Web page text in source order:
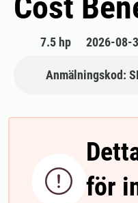
7.5 hp 2026-08-
Anmälningskod:
 för